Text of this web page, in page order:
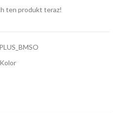
ten produkt teraz!